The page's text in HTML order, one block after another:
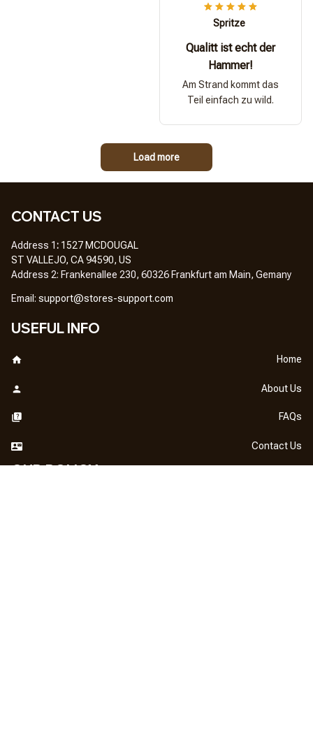
Spritze
Qualitt ist echt der
Hammer!
Am Strand kommt das
Teil einfach zu wild.
Load more
CONTACT US
Address 1: 1527 MCDOUGAL
ST VALLEJO, CA 94590, US
Address 2: Frankenallee 230, 60326 Frankfurt am Main, Gemany
Email: support@stores-support.com
USEFUL INFO
Home
About Us
FAQs
Contact Us
OUR POLICY